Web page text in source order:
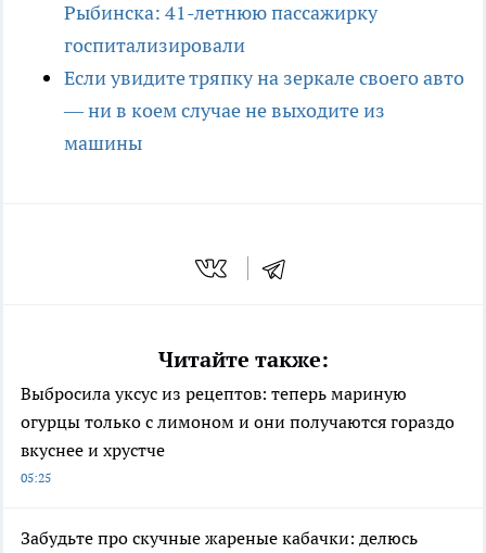
Рыбинска: 41-летнюю пассажирку
госпитализировали
Если увидите тряпку на зеркале своего авто
— ни в коем случае не выходите из
машины
Читайте также:
Выбросила уксус из рецептов: теперь мариную
огурцы только с лимоном и они получаются гораздо
вкуснее и хрустче
05:25
Забудьте про скучные жареные кабачки: делюсь